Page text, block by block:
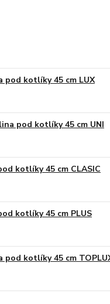
pod kotlíky 45 cm LUX
pod kotlíky 45 cm UNI
kotlíky 45 cm CLASIC
kotlíky 45 cm PLUS
pod kotlíky 45 cm